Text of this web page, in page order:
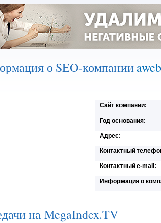
о SEO-компании
Сайт компании:
Год основания:
Адрес:
Контактный
Контактный e-mail:
Информация о
на MegaIndex.TV